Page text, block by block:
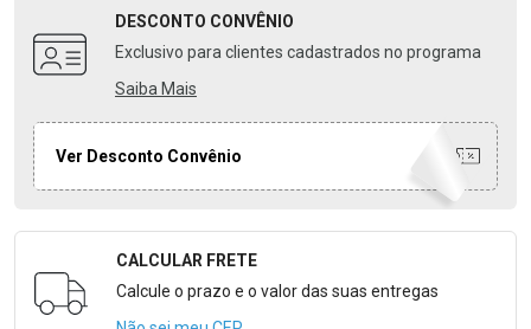
DESCONTO CONVÊNIO
Exclusivo para clientes cadastrados no programa
Saiba Mais
Ver Desconto Convênio
Formulário para Calcular o Frete
CALCULAR FRETE
Calcule o prazo e o valor das suas entregas